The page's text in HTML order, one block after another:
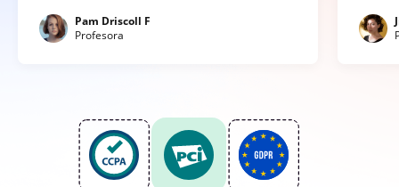
Pam Driscoll F
Profesora